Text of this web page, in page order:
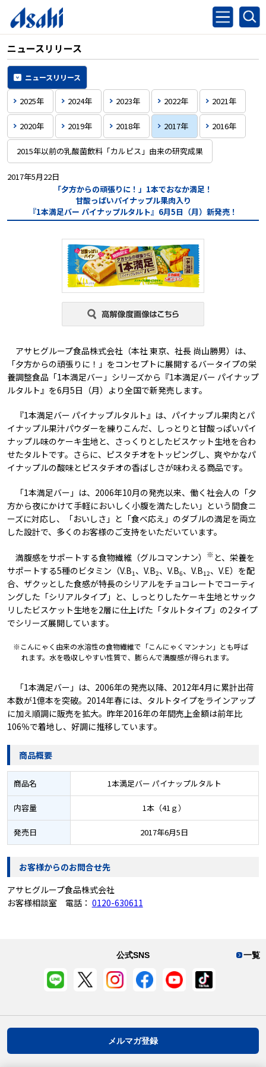
ニュースリリース
ニュースリリース
2025年 2024年 2023年 2022年 2021年
2020年 2019年 2018年 2017年 2016年
2015年以前の乳酸菌飲料「カルピス」由来の研究成果
2017年5月22日
「夕方からの頑張りに！」1本でおなか満足！
甘酸っぱいパイナップル果肉入り
『1本満足バー パイナップルタルト』6月5日（月）新発売！
アサヒグループ食品株式会社（本社 東京、社長 尚山勝男）は、
「夕方からの頑張りに！」をコンセプトに展開するバータイプの栄
養調整食品「1本満足バー」シリーズから『1本満足バー パイナップ
ルタルト』を6月5日（月）より全国で新発売します。
『1本満足バー パイナップルタルト』は、パイナップル果肉とパ
イナップル果汁パウダーを練りこんだ、しっとりと甘酸っぱいパイ
ナップル味のケーキ生地と、さっくりとしたビスケット生地を合わ
せたタルトです。さらに、ピスタチオをトッピングし、爽やかなパ
イナップルの酸味とピスタチオの香ばしさが味わえる商品です。
「1本満足バー」は、2006年10月の発売以来、働く社会人の「夕
方から夜にかけて手軽においしく小腹を満たしたい」という間食ニ
ーズに対応し、「おいしさ」と「食べ応え」のダブルの満足を両立
した設計で、多くのお客様のご支持をいただいています。
満腹感をサポートする食物繊維（グルコマンナン） ※ と、栄養を
サポートする5種のビタミン（V.B1 、V.B2、V.B6、V.B12、V.E）を配
合、ザクッとした食感が特長のシリアルをチョコレートでコーティ
ングした「シリアルタイプ」と、しっとりしたケーキ生地とサック
リしたビスケット生地を2層に仕上げた「タルトタイプ」の2タイプ
でシリーズ展開しています。
※こんにゃく由来の水溶性の食物繊維で「こんにゃくマンナン」とも呼ば
れます。水を吸収しやすい性質で、膨らんで満腹感が得られます。
「1本満足バー」は、2006年の発売以降、2012年4月に累計出荷
本数が1億本を突破。2014年春には、タルトタイプをラインアップ
に加え順調に販売を拡大。昨年2016年の年間売上金額は前年比
106％で着地し、好調に推移しています。
商品概要
商品名 1本満足バー パイナップルタルト
内容量 1本（41ｇ）
発売日 2017年6月5日
お客様からのお問合せ先
アサヒグループ食品株式会社
お客様相談室 電話： 0120-630611
一覧
公式SNS
メルマガ登録